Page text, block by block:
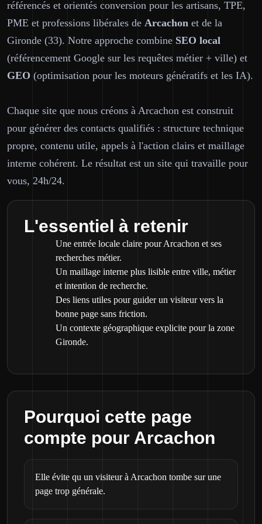
référencés et orientés conversion pour les artisans, TPE,
PME et professions libérales de Arcachon et de la
Gironde (33). Notre approche combine SEO local
(référencement Google sur les requêtes métier + ville) et
GEO (optimisation pour les moteurs génératifs et les IA).
Chaque site que nous créons à Arcachon est construit
pour générer des contacts qualifiés : structure technique
propre, contenu utile, appels à l'action clairs et maillage
interne cohérent. Le résultat est un site qui travaille pour
vous, 24h/24.
L'essentiel à retenir
Une entrée locale claire pour Arcachon et ses
recherches métier.
Un maillage interne plus lisible entre ville, métier
et intention de recherche.
Des liens utiles pour guider un visiteur vers la
bonne page sans friction.
Un contexte géographique explicite pour la zone
Gironde.
Pourquoi cette page
compte pour Arcachon
Elle évite qu un visiteur à Arcachon tombe sur une
page trop générale.